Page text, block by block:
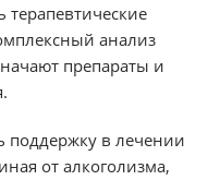
терапевтические
анализ
препараты и
поддержку в лечении
от алкоголизма,